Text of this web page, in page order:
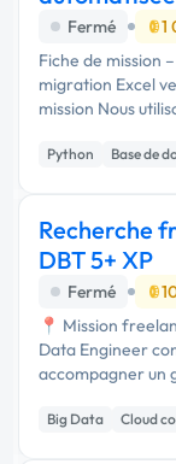
Fermé 1
Fiche de mission
migration Excel
mission Nous
Excel
Python Base de
Recherche
DBT 5+ XP
Fermé
📍 Mission
Data Engineer
accompagner un
mise en place et
Contexte …
Big Data Cloud